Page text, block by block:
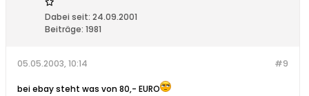
Dabei seit: 24.09.2001
Beiträge: 1981
#9
05.05.2003, 10:14
bei ebay steht was von 80,- EURO